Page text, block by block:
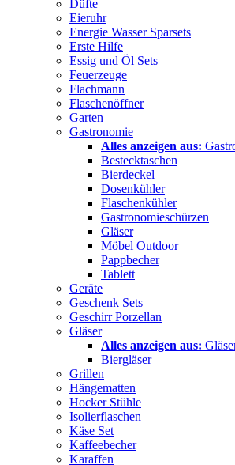
Düfte
Eieruhr
Energie Wasser Sparsets
Erste Hilfe
Essig und Öl Sets
Feuerzeuge
Flachmann
Flaschenöffner
Garten
Gastronomie
Alles anzeigen aus:
Bestecktaschen
Bierdeckel
Dosenkühler
Flaschenkühler
Gastronomieschürzen
Gläser
Möbel Outdoor
Pappbecher
Tablett
Geräte
Geschenk Sets
Geschirr Porzellan
Gläser
Alles anzeigen aus:
Biergläser
Grillen
Hängematten
Hocker Stühle
Isolierflaschen
Käse Set
Kaffeebecher
Karaffen